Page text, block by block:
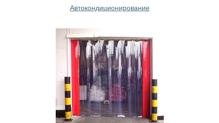
Автокондиционирование